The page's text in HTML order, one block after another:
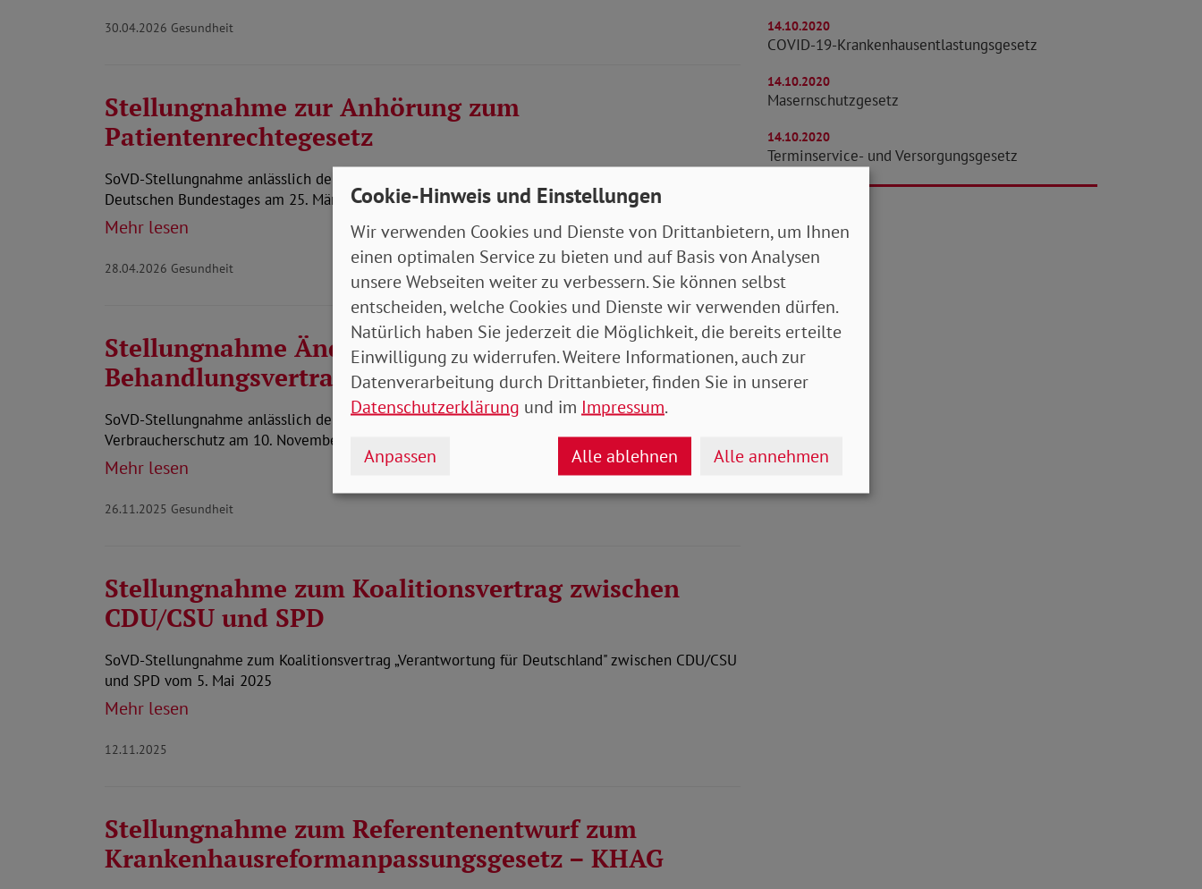
30.04.2026 Gesundheit
Stellungnahme zur Anhörung zum
Patientenrechtegesetz
SoVD-Stellungnahme anlässlich der öffentlichen Anhörung im Ausschuss für Gesundheit des
Deutschen Bundestages am 25. März 2026 zu der Vorlage: Antrag…
Mehr lesen
28.04.2026 Gesundheit
Stellungnahme Änderung des
Behandlungsvertragsrechts
SoVD-Stellungnahme anlässlich der öffentlichen Anhörung im Ausschuss für Recht und
Verbraucherschutz am 10. November 2025 zu dem Gesetzentwurf der…
Mehr lesen
26.11.2025 Gesundheit
Stellungnahme zum Koalitionsvertrag zwischen
CDU/CSU und SPD
SoVD-Stellungnahme zum Koalitionsvertrag „Verantwortung für Deutschland" zwischen CDU/CSU
und SPD vom 5. Mai 2025
Mehr lesen
12.11.2025
Stellungnahme zum Referentenentwurf zum
Krankenhausreformanpassungsgesetz – KHAG
14.10.2020
COVID-19-Krankenhausentlastungsgesetz
14.10.2020
Masernschutzgesetz
14.10.2020
Terminservice- und Versorgungsgesetz
1
Cookie-Hinweis und Einstellungen
Wir verwenden Cookies und Dienste von Drittanbietern, um Ihnen
einen optimalen Service zu bieten und auf Basis von Analysen
unsere Webseiten weiter zu verbessern. Sie können selbst
entscheiden, welche Cookies und Dienste wir verwenden dürfen.
Natürlich haben Sie jederzeit die Möglichkeit, die bereits erteilte
Einwilligung zu widerrufen. Weitere Informationen, auch zur
Datenverarbeitung durch Drittanbieter, finden Sie in unserer
Datenschutzerklärung und im Impressum.
Anpassen Alle ablehnen Alle annehmen